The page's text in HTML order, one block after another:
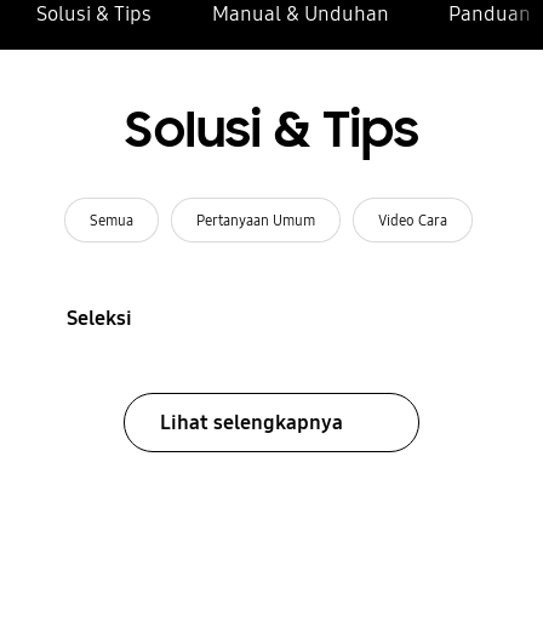
Solusi & Tips Manual & Unduhan Panduan
Solusi & Tips
Semua Pertanyaan Umum Video Cara
Seleksi
Lihat selengkapnya